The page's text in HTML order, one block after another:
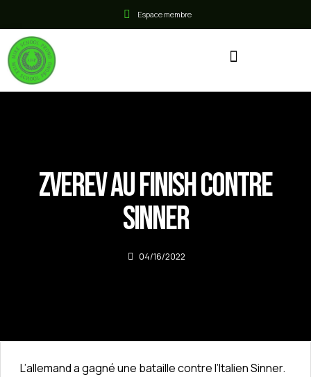
Espace membre
Zverev au finish contre
Sinner
04/16/2022
L’allemand a gagné une bataille contre l’Italien Sinner.